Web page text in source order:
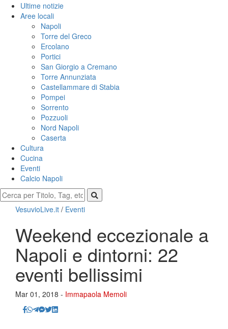
Ultime notizie
Aree locali
Napoli
Torre del Greco
Ercolano
Portici
San Giorgio a Cremano
Torre Annunziata
Castellammare di Stabia
Pompei
Sorrento
Pozzuoli
Nord Napoli
Caserta
Cultura
Cucina
Eventi
Calcio Napoli
VesuvioLive.it / Eventi
Weekend eccezionale a
Napoli e dintorni: 22
eventi bellissimi
Mar 01, 2018 - Immapaola Memoli